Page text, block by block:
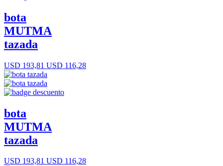
bota
MUTMA
tazada
USD 193,81 USD 116,28
bota
MUTMA
tazada
USD 193,81 USD 116,28